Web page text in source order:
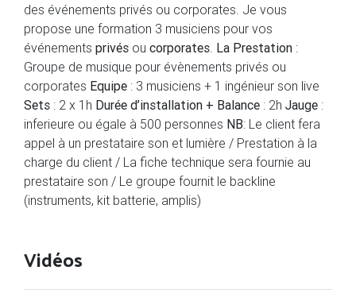
des événements privés ou corporates. Je vous
propose une formation 3 musiciens pour vos
événements privés ou corporates. La Prestation :
Groupe de musique pour évènements privés ou
corporates Equipe : 3 musiciens + 1 ingénieur son live
Sets : 2 x 1h Durée d’installation + Balance : 2h Jauge :
inferieure ou égale à 500 personnes NB: Le client fera
appel à un prestataire son et lumière / Prestation à la
charge du client / La fiche technique sera fournie au
prestataire son / Le groupe fournit le backline
(instruments, kit batterie, amplis)
Vidéos